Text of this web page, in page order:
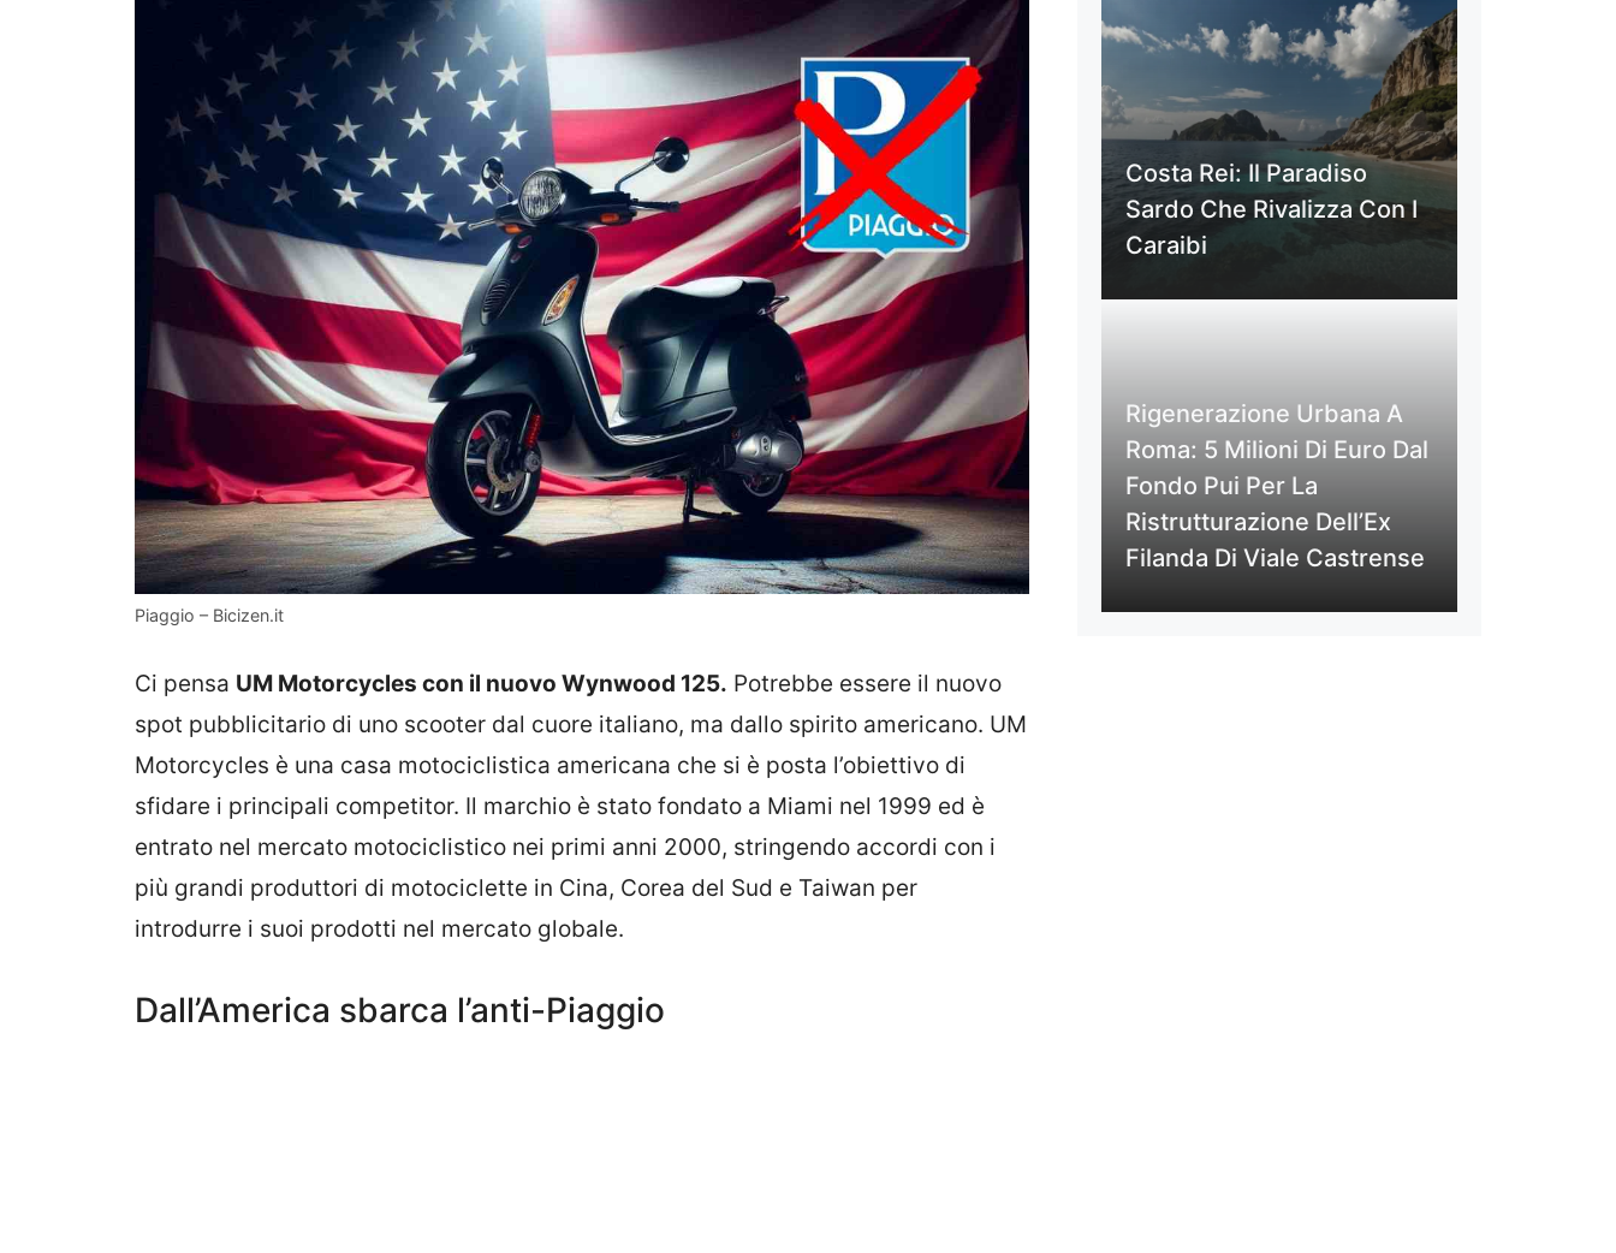
Piaggio – Bicizen.it
Ci pensa UM Motorcycles con il nuovo Wynwood 125. Potrebbe essere il nuovo
spot pubblicitario di uno scooter dal cuore italiano, ma dallo spirito americano. UM
Motorcycles è una casa motociclistica americana che si è posta l’obiettivo di
sfidare i principali competitor. Il marchio è stato fondato a Miami nel 1999 ed è
entrato nel mercato motociclistico nei primi anni 2000, stringendo accordi con i
più grandi produttori di motociclette in Cina, Corea del Sud e Taiwan per
introdurre i suoi prodotti nel mercato globale.
Dall’America sbarca l’anti-Piaggio
Costa Rei: Il Paradiso
Sardo Che Rivalizza Con I
Caraibi
Rigenerazione Urbana A
Roma: 5 Milioni Di Euro Dal
Fondo Pui Per La
Ristrutturazione Dell’Ex
Filanda Di Viale Castrense